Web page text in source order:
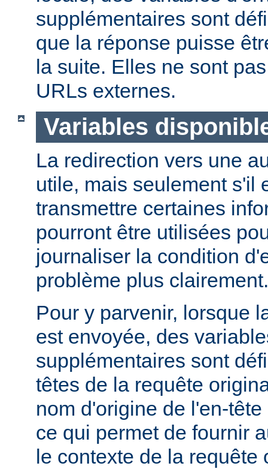
supplémentaires sont
que la réponse puisse
la suite. Elles ne sont
URLs externes.
Variables
La redirection vers une
utile, mais seulement s'il
transmettre certaines
pourront être utilisées
journaliser la condition
problème plus clairement.
Pour y parvenir, lorsque
est envoyée, des
supplémentaires sont
têtes de la requête
nom d'origine de l'en-
ce qui permet de fournir
le contexte de la requête